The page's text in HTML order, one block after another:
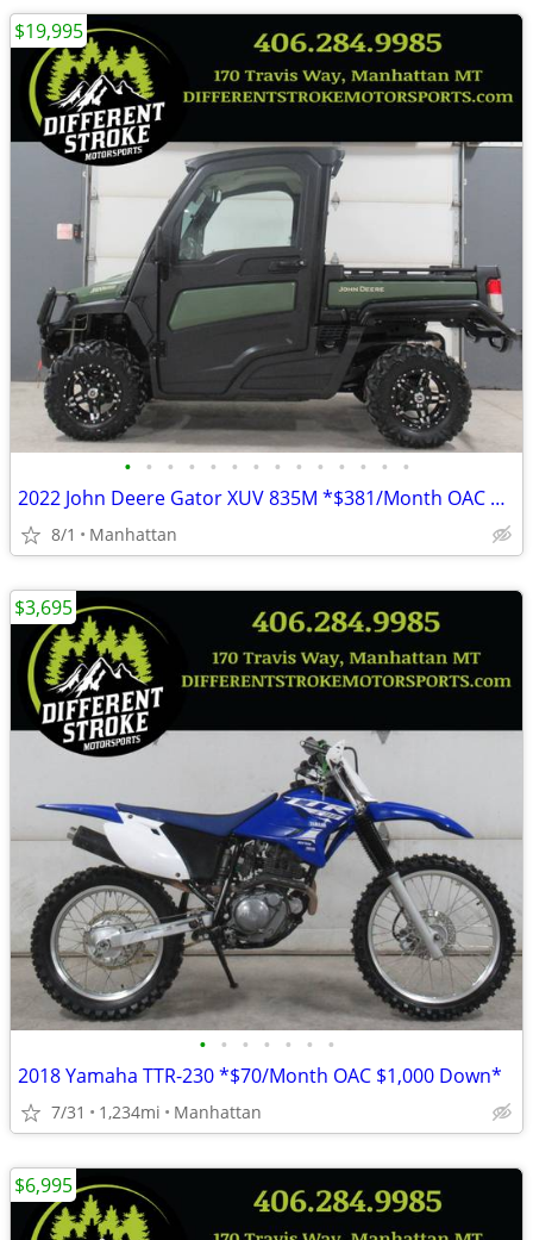
• • • • • • • • • • • • • •
2022 John Deere Gator XUV 835M *$381/Month OAC $0 Down*
8/1 Manhattan
$19,995
• • • • • • •
2018 Yamaha TTR-230 *$70/Month OAC $1,000 Down*
7/31 1,234mi Manhattan
$3,695
$6,995